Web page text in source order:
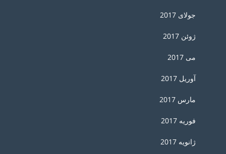
جولای 2017
ژوئن 2017
می 2017
آوریل 2017
مارس 2017
فوریه 2017
ژانویه 2017